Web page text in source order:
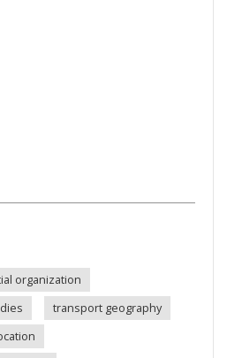
organization
transport geography